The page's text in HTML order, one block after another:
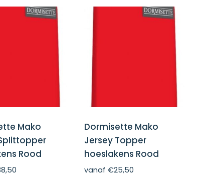
Deze
optie
kan
gekozen
worden
productpagina
Deze
optie
kan
gekozen
worden
Mako
Rood
Dormisette Mako
Jersey Topper
hoeslakens Rood
vanaf€25,50